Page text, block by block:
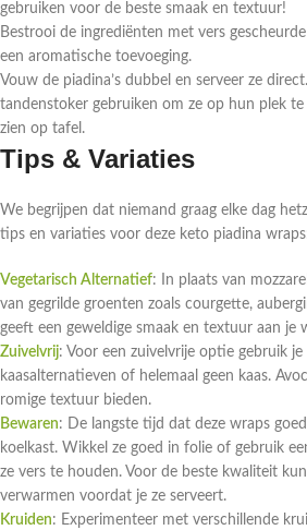
gebruiken voor de beste smaak en textuur!
Bestrooi de ingrediënten met vers
een aromatische toevoeging.
Vouw de piadina’s dubbel en serveer ze
tandenstoker gebruiken om ze op hun plek
zien op tafel.
Tips & Variaties
We begrijpen dat niemand graag elke dag
tips en variaties voor deze keto piadina
Vegetarisch Alternatief: In plaats van
van gegrilde groenten zoals courgette,
geeft een geweldige smaak en textuur aan je
Zuivelvrij: Voor een zuivelvrije optie gebruik je
kaasalternatieven of helemaal geen kaas.
romige textuur bieden.
Bewaren: De langste tijd dat deze wraps
koelkast. Wikkel ze goed in folie of gebruik
ze vers te houden. Voor de beste kwaliteit
verwarmen voordat je ze serveert.
Kruiden: Experimenteer met verschillende